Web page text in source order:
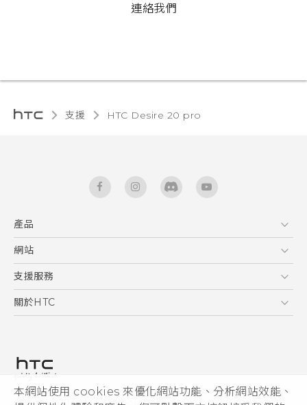
本網站使用 cookies 來優化網站功能、分析網站效能、
連絡我們
支援 ‎HTC Desire 20 pro‎
產品
5G
智能手機
區塊鍊手機
網站
HTC Dev
HTC Research
支援服務
服務中心
關於HTC
私隱政策
產品安全